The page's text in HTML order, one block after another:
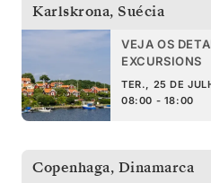
Karlskrona, Suécia
VEJA OS
EXCURSIONS
TER., 25 DE
08:00 - 18:00
Copenhaga, Dinamarca